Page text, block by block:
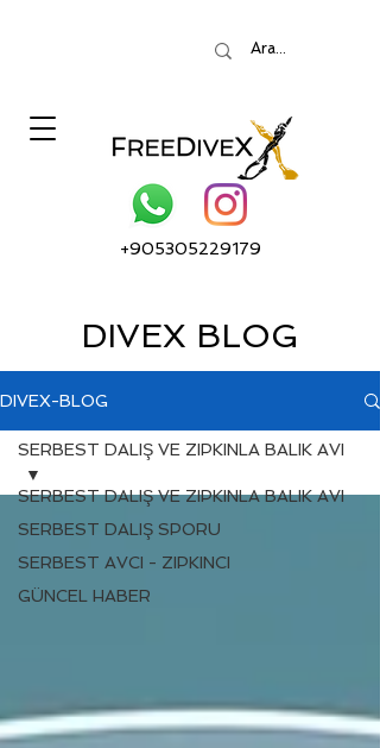
+905305229179
DIVEX BLOG
DIVEX-BLOG
SERBEST DALIŞ VE ZIPKINLA BALIK AVI
SERBEST DALIŞ SPORU
SERBEST AVCI - ZIPKINCI
GÜNCEL HABER
SERBEST DALIŞ VE ZIPKINLA BALIK AVI